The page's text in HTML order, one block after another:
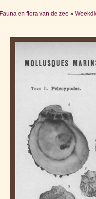
Fauna en flora van de zee »